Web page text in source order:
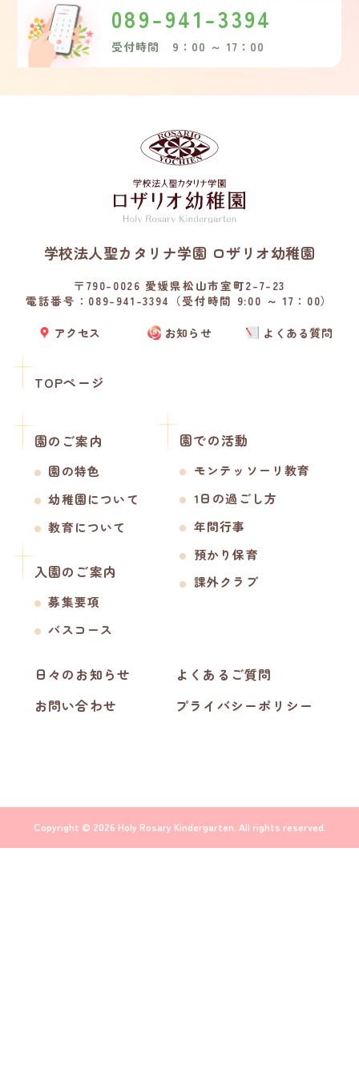
089-941-3394
受付時間 9：00 ～ 17：00
TOPページ
園のご案内
園の特色
幼稚園について
教育について
園での活動
モンテッソーリ教育
1日の過ごし方
年間行事
預かり保育
課外クラブ
入園のご案内
募集要項
バスコース
日々のお知らせ
よくあるご質問
お問い合わせ
プライバシーポリシー
学校法人聖カタリナ学園 ロザリオ幼稚園
〒790-0026 愛媛県松山市室町2-7-23
電話番号：089-941-3394（受付時間 9:00 ～ 17：00）
アクセス お知らせ よくある質問
Copyright © 2026 Holy Rosary Kindergarten. All rights reserved.